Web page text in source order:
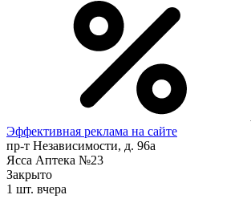
Эффективная реклама на сайте
пр-т Независимости, д. 96а
Ясса Аптека №23
Закрыто
1 шт. вчера